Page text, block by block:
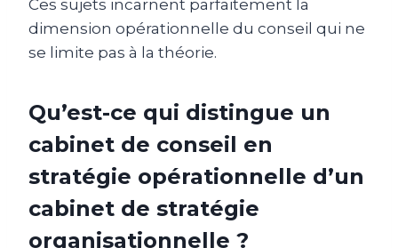
Ces sujets incarnent parfaitement la
dimension opérationnelle du conseil qui ne
se limite pas à la théorie.
Qu’est-ce qui distingue un
cabinet de conseil en
stratégie opérationnelle d’un
cabinet de stratégie
organisationnelle ?